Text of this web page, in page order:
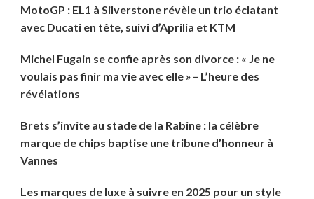
MotoGP : EL1 à Silverstone révèle un trio éclatant
avec Ducati en tête, suivi d’Aprilia et KTM
Michel Fugain se confie après son divorce : « Je ne
voulais pas finir ma vie avec elle » – L’heure des
révélations
Brets s’invite au stade de la Rabine : la célèbre
marque de chips baptise une tribune d’honneur à
Vannes
Les marques de luxe à suivre en 2025 pour un style